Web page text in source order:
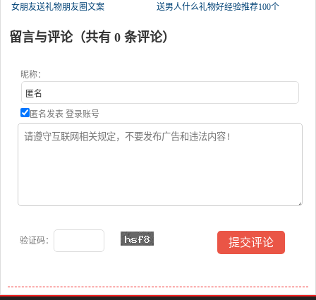
女朋友送礼物朋友圈文案 送男人什么礼物好经验推荐100个
留言与评论（共有 0 条评论）
昵称：
匿名发表 登录账号
验证码：